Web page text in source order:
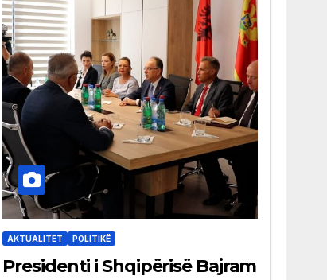
AKTUALITET POLITIKË
Presidenti i Shqipërisë Bajram